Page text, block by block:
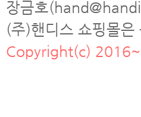
장금호
(주)핸디스 쇼핑몰
Copyright(c)